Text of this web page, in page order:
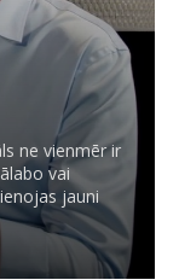
ne vienmēr ir
vai
jauni